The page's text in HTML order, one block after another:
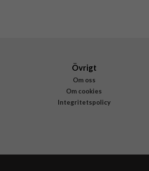
Övrigt
Om oss
Om cookies
Integritetspolicy